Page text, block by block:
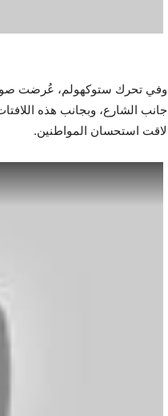
وفي تحرك ستوكهولم، عُرضت
جانب الشارع، وبجانب هذه
لاقت استحسان المواطنين.